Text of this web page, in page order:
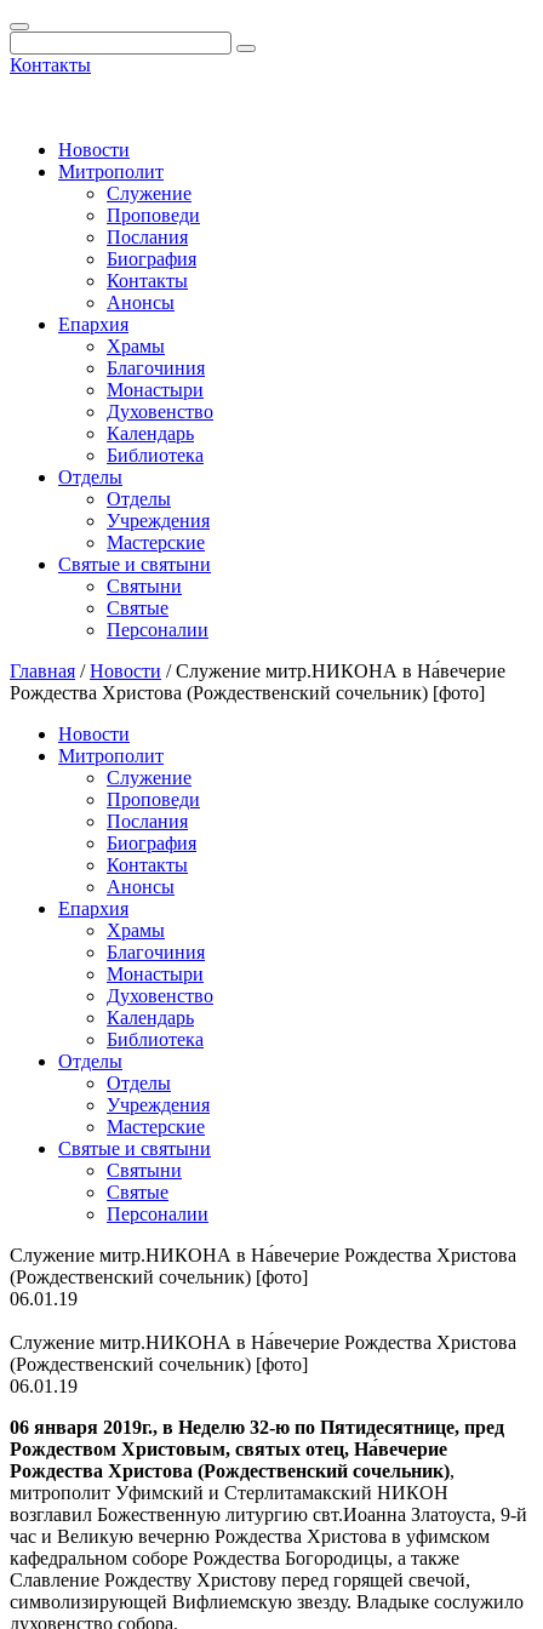
Контакты
Новости
Митрополит
Служение
Проповеди
Послания
Биография
Контакты
Анонсы
Епархия
Храмы
Благочиния
Монастыри
Духовенство
Календарь
Библиотека
Отделы
Отделы
Учреждения
Мастерские
Святые и святыни
Cвятыни
Cвятые
Персоналии
Главная /Новости /Служение митр.НИКОНА в На́вечерие
Рождества Христова (Рождественский сочельник) [фото]
Новости
Митрополит
Служение
Проповеди
Послания
Биография
Контакты
Анонсы
Епархия
Храмы
Благочиния
Монастыри
Духовенство
Календарь
Библиотека
Отделы
Отделы
Учреждения
Мастерские
Святые и святыни
Cвятыни
Cвятые
Персоналии
Служение митр.НИКОНА в На́вечерие Рождества Христова
(Рождественский сочельник) [фото]
06.01.19
Служение митр.НИКОНА в На́вечерие Рождества Христова
(Рождественский сочельник) [фото]
06.01.19
06 января 2019г., в Неделю 32-ю по Пятидесятнице, пред
Рождеством Христовым, святых отец, На́вечерие
Рождества Христова (Рождественский сочельник),
митрополит Уфимский и Стерлитамакский НИКОН
возглавил Божественную литургию свт.Иоанна Златоуста, 9-й
час и Великую вечерню Рождества Христова в уфимском
кафедральном соборе Рождества Богородицы, а также
Славление Рождеству Христову перед горящей свечой,
символизирующей Вифлиемскую звезду. Владыке сослужило
духовенство собора.